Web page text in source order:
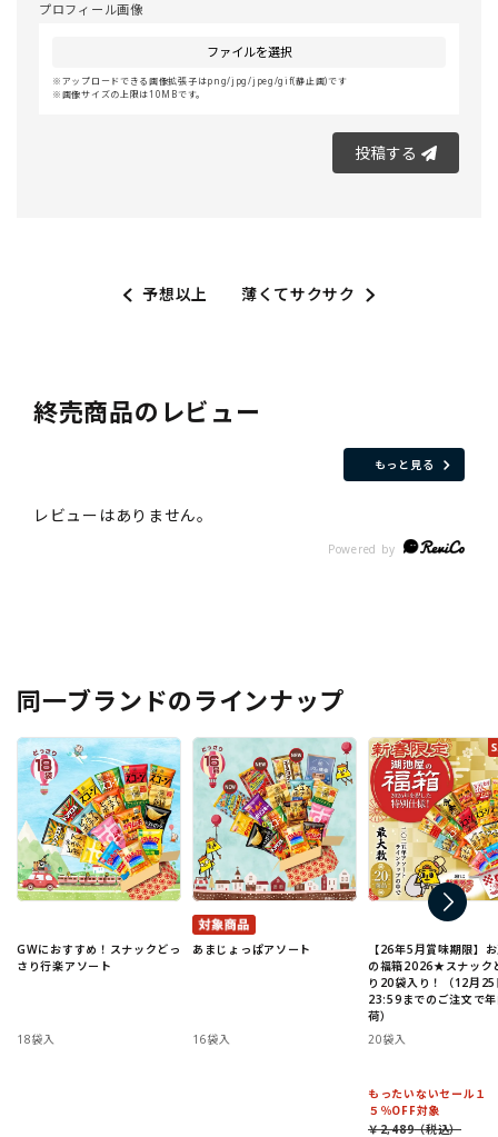
プロフィール画像
ファイルを選択
アップロードできる画像拡張子はpng/jpg/jpeg/gif(静止画)です
画像サイズの上限は10MBです。
投稿する
予想以上 薄くてサクサク
終売商品のレビュー
もっと見る
同一ブランドのラインナップ
GWにおすすめ！スナックどっ
さり行楽アソート
18袋入
あまじょっぱアソート
16袋入
【26年5月賞味期限】
の福箱2026★スナック
り20袋入り！（12月25
23:59までのご注文で
荷）
20袋入
もったいないセール１
５％OFF対象
￥2,489